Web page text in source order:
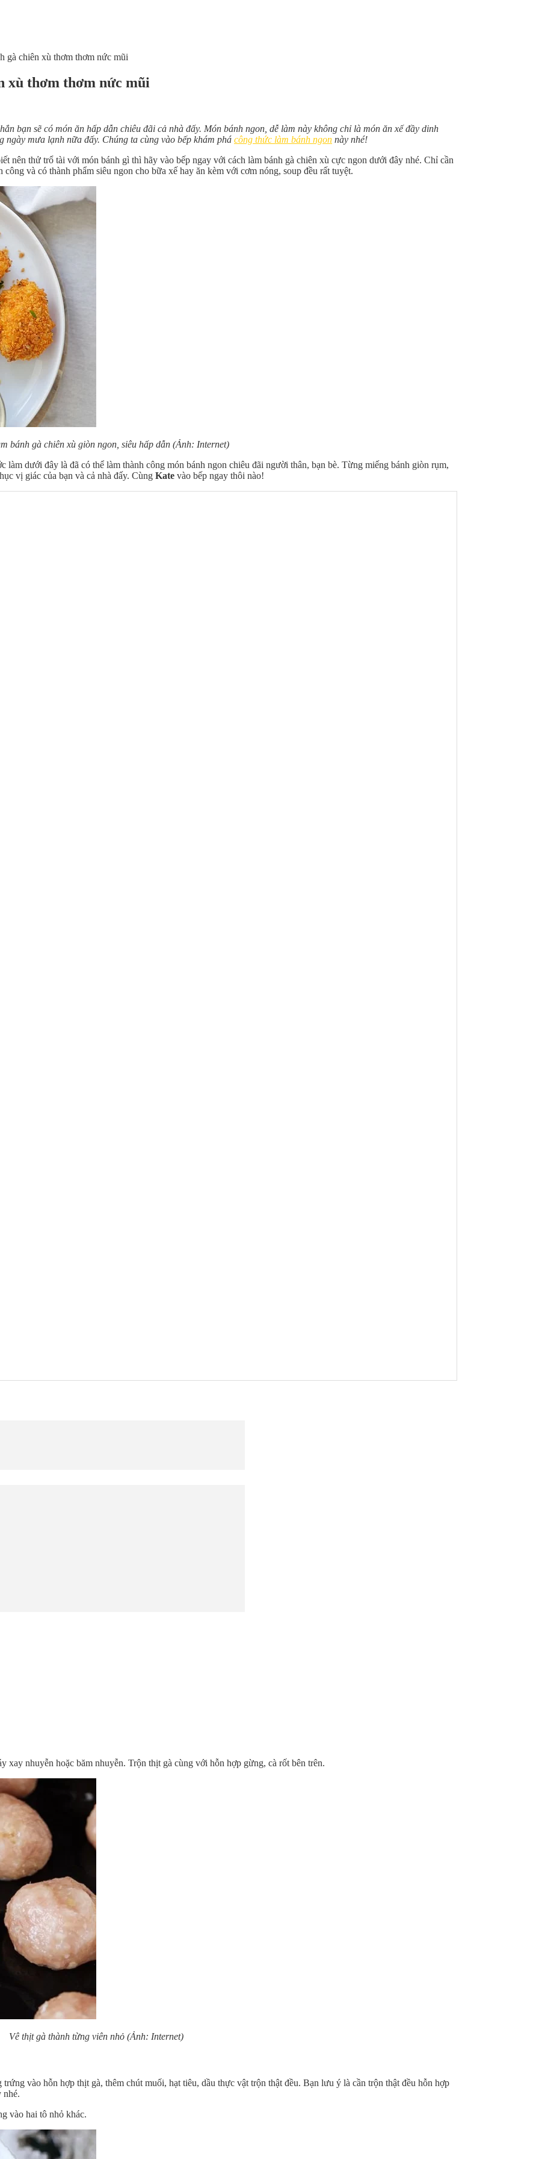
gà chiên xù thơm thơm nức mũi
xù thơm thơm nức mũi
bạn sẽ có món ăn hấp dẫn chiêu đãi cả nhà đấy. Món bánh ngon, dễ làm này không chỉ là món ăn xế đầy dinh
mưa lạnh nữa đấy. Chúng ta cùng vào bếp khám phá công thức làm bánh ngon này nhé!
nên thử trổ tài với món bánh gì thì hãy vào bếp ngay với cách làm bánh gà chiên xù cực ngon dưới đây nhé. Chỉ cần
và có thành phẩm siêu ngon cho bữa xế hay ăn kèm với cơm nóng, soup đều rất tuyệt.
bánh gà chiên xù giòn ngon, siêu hấp dẫn (Ảnh: Internet)
làm dưới đây là đã có thể làm thành công món bánh ngon chiêu đãi người thân, bạn bè. Từng miếng bánh giòn rụm,
vị giác của bạn và cả nhà đấy. Cùng Kate vào bếp ngay thôi nào!
xay nhuyễn hoặc băm nhuyễn. Trộn thịt gà cùng với hỗn hợp gừng, cà rốt bên trên.
Vê thịt gà thành từng viên nhỏ (Ảnh: Internet)
vào hỗn hợp thịt gà, thêm chút muối, hạt tiêu, dầu thực vật trộn thật đều. Bạn lưu ý là cần trộn thật đều hỗn hợp
nhé.
vào hai tô nhỏ khác.